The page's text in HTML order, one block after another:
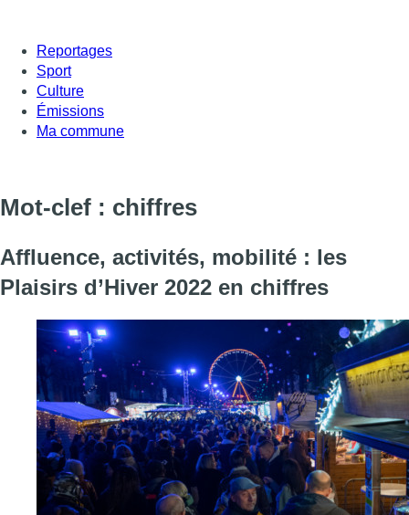
Reportages
Sport
Culture
Émissions
Ma commune
Mot-clef : chiffres
Affluence, activités, mobilité : les
Plaisirs d’Hiver 2022 en chiffres